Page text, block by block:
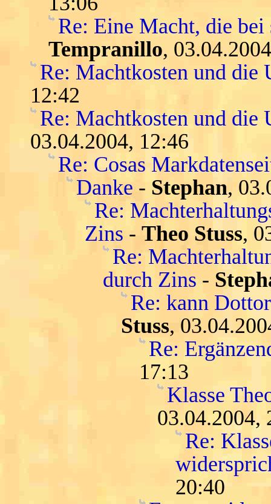
Re: Eine Macht, die
Tempranillo,
Re: Machtkosten und die
12:42
Re: Machtkosten und die
03.04.2004, 12:46
Re: Cosas
Danke - Stephan,
Re:
Zins - Theo Stuss,
Re:
durch Zins -
Re: kann
Stuss,
Re:
17:13
Klasse
03.04.2004,
Re:
20:40